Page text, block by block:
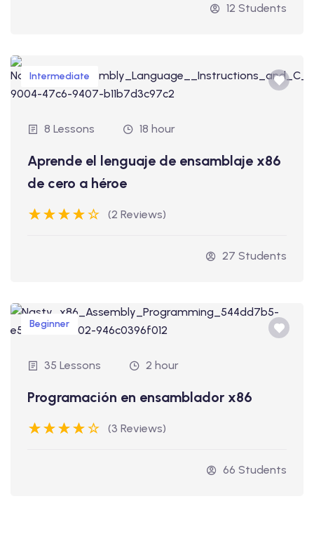
12 Students
Intermediate
8 Lessons 18 hour
Aprende el lenguaje de ensamblaje x86
de cero a héroe
(2 Reviews)
27 Students
Beginner
35 Lessons 2 hour
Programación en ensamblador x86
(3 Reviews)
66 Students